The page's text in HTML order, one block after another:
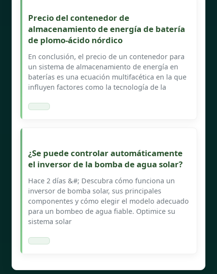
Precio del contenedor de
almacenamiento de energía de batería
de plomo-ácido nórdico
En conclusión, el precio de un contenedor para
un sistema de almacenamiento de energía en
baterías es una ecuación multifacética en la que
influyen factores como la tecnología de la
¿Se puede controlar automáticamente
el inversor de la bomba de agua solar?
Hace 2 días &#; Descubra cómo funciona un
inversor de bomba solar, sus principales
componentes y cómo elegir el modelo adecuado
para un bombeo de agua fiable. Optimice su
sistema solar